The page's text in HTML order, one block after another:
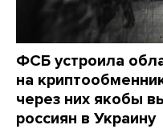
ФСБ устроила
на
через них якобы
россиян в Украину